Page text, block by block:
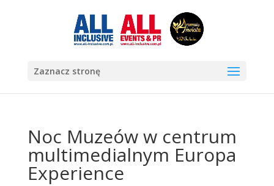
Zaznacz stronę
Noc Muzeów w centrum
multimedialnym Europa
Experience